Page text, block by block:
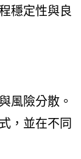
穩定性與良
風險分散。
，並在不同